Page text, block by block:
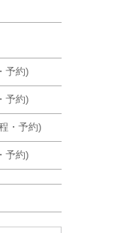
予約)
予約)
・予約)
予約)